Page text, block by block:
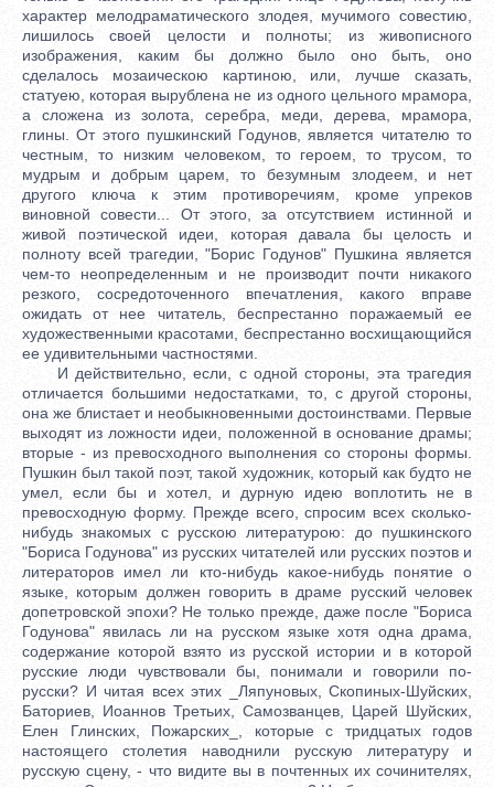
характер мелодраматического злодея, мучимого совестию,
лишилось своей целости и полноты; из живописного
изображения, каким бы должно было оно быть, оно
сделалось мозаическою картиною, или, лучше сказать,
статуею, которая вырублена не из одного цельного мрамора,
а сложена из золота, серебра, меди, дерева, мрамора,
глины. От этого пушкинский Годунов, является читателю то
честным, то низким человеком, то героем, то трусом, то
мудрым и добрым царем, то безумным злодеем, и нет
другого ключа к этим противоречиям, кроме упреков
виновной совести... От этого, за отсутствием истинной и
живой поэтической идеи, которая давала бы целость и
полноту всей трагедии, "Борис Годунов" Пушкина является
чем-то неопределенным и не производит почти никакого
резкого, сосредоточенного впечатления, какого вправе
ожидать от нее читатель, беспрестанно поражаемый ее
художественными красотами, беспрестанно восхищающийся
ее удивительными частностями.
И действительно, если, с одной стороны, эта трагедия
отличается большими недостатками, то, с другой стороны,
она же блистает и необыкновенными достоинствами. Первые
выходят из ложности идеи, положенной в основание драмы;
вторые - из превосходного выполнения со стороны формы.
Пушкин был такой поэт, такой художник, который как будто не
умел, если бы и хотел, и дурную идею воплотить не в
превосходную форму. Прежде всего, спросим всех сколько-
нибудь знакомых с русскою литературою: до пушкинского
"Бориса Годунова" из русских читателей или русских поэтов и
литераторов имел ли кто-нибудь какое-нибудь понятие о
языке, которым должен говорить в драме русский человек
допетровской эпохи? Не только прежде, даже после "Бориса
Годунова" явилась ли на русском языке хотя одна драма,
содержание которой взято из русской истории и в которой
русские люди чувствовали бы, понимали и говорили по-
русски? И читая всех этих _Ляпуновых, Скопиных-Шуйских,
Баториев, Иоаннов Третьих, Самозванцев, Царей Шуйских,
Елен Глинских, Пожарских_, которые с тридцатых годов
настоящего столетия наводнили русскую литературу и
русскую сцену, - что видите вы в почтенных их сочинителях,